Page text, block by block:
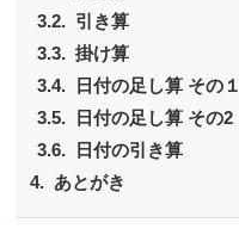
引き算
掛け算
日付の足し算 その１
日付の足し算 その2
日付の引き算
あとがき